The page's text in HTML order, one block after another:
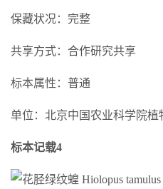
保藏状况：完整
共享方式：合作研究共享
标本属性：普通
单位：北京中国农业科学院植
标本记载4